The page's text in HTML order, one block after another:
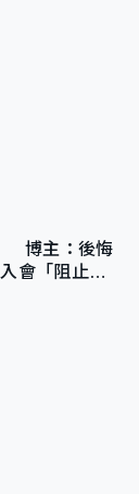
博主：後悔
會「阻止唔